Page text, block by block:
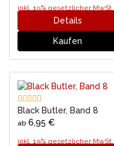
inkl. 19% gesetzlicher MwSt.
Details
Kaufen
Black Butler, Band 8
ab 6,95 €
inkl. 19% gesetzlicher MwSt.